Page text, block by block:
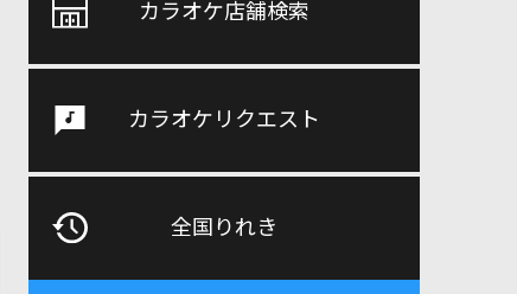
カラオケ店舗検索
カラオケリクエスト
全国りれき